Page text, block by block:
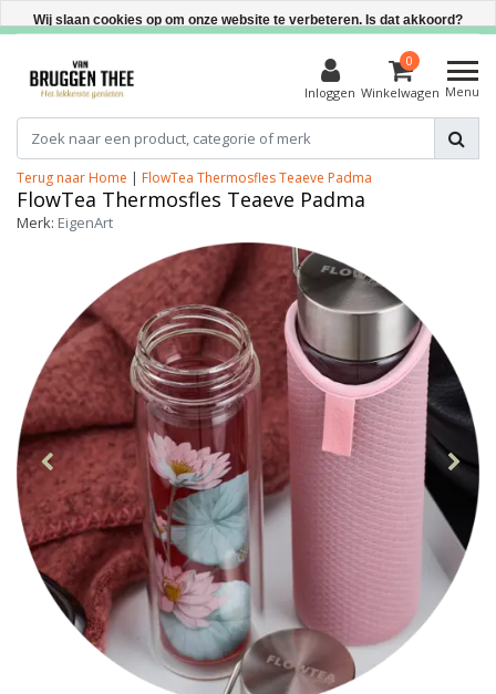
Direct uit voorraad leverbaar
Inloggen
0
Winkelwagen Menu
Terug naar Home | FlowTea Thermosfles Teaeve Padma
FlowTea Thermosfles Teaeve Padma
Merk: EigenArt
Wij slaan cookies op om onze website te verbeteren. Is dat akkoord?
Meer over cookies »